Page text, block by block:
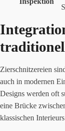
Zierschnitzereien
auch in modernen
Designs werden oft
eine Brücke
klassischen